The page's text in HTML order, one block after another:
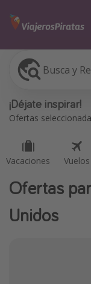
Busca y
¡Déjate inspirar!
Ofertas
Vacaciones Vuelos
Vacaciones
Vuelos
Viajes
Ofertas
Unidos